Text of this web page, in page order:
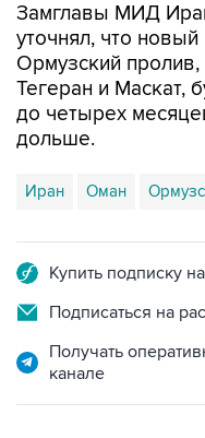
Замглавы МИД
уточнял, что
Ормузский
Тегеран и Маскат,
до четырех
дольше.
Иран Оман
Купить подписку
Подписаться на
Получать
канале